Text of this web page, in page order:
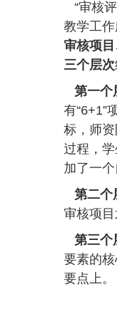
“审核
教学工
审核项
三个层次
第一个
有“6+1”
标，师
过程，
加了一个
第二个
审核项目
第三个
要素的
要点上。